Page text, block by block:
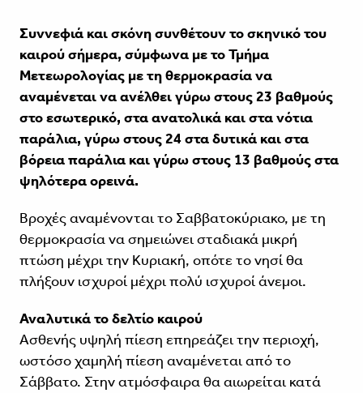
Συννεφιά και σκόνη συνθέτουν το σκηνικό του
καιρού σήμερα, σύμφωνα με το Τμήμα
Μετεωρολογίας με τη θερμοκρασία να
αναμένεται να ανέλθει γύρω στους 23 βαθμούς
στο εσωτερικό, στα ανατολικά και στα νότια
παράλια, γύρω στους 24 στα δυτικά και στα
βόρεια παράλια και γύρω στους 13 βαθμούς στα
ψηλότερα ορεινά.
Βροχές αναμένονται το Σαββατοκύριακο, με τη
θερμοκρασία να σημειώνει σταδιακά μικρή
πτώση μέχρι την Κυριακή, οπότε το νησί θα
πλήξουν ισχυροί μέχρι πολύ ισχυροί άνεμοι.
Αναλυτικά το δελτίο καιρού
Ασθενής υψηλή πίεση επηρεάζει την περιοχή,
ωστόσο χαμηλή πίεση αναμένεται από το
Σάββατο. Στην ατμόσφαιρα θα αιωρείται κατά